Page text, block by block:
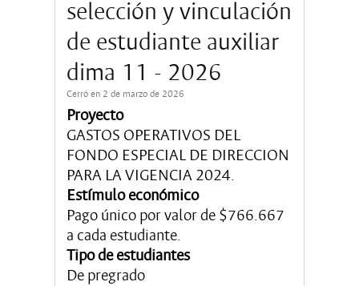
selección y vinculación
de estudiante auxiliar
dima 11 - 2026
Cerró en 2 de marzo de 2026
Proyecto
GASTOS OPERATIVOS DEL
FONDO ESPECIAL DE DIRECCION
PARA LA VIGENCIA 2024.
Estímulo económico
Pago único por valor de $766.667
a cada estudiante.
Tipo de estudiantes
De pregrado